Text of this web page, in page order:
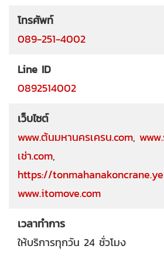
โทรศัพท์
089-251-4002
Line ID
0892514002
เว็บไซต์
www.ต้นมหานครเครน.com,
เช่า.com,
https://
www.itomove.com
เวลาทำการ
ให้บริการทุกวัน 24 ชั่วโมง